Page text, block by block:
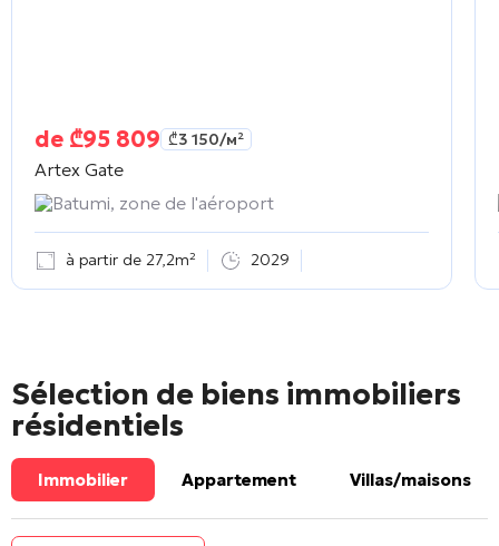
de ₾95 809 ₾3 150/м²
Artex Gate
Batumi, zone de l'aéroport
à partir de 27,2m² 2029
Sélection de biens immobiliers
résidentiels
Immobilier Appartement Villas/maisons